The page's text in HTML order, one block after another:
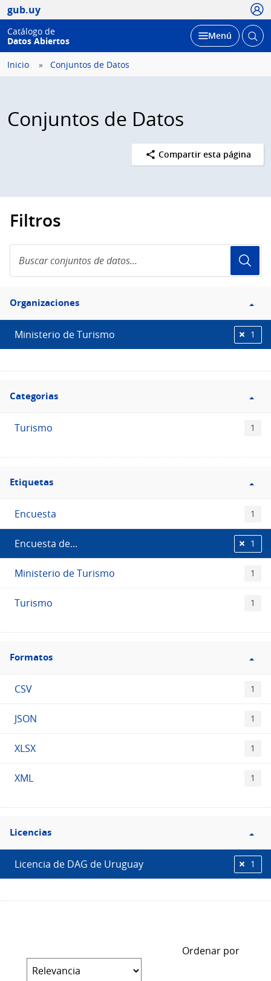
gub.uy
Catálogo de
Datos Abiertos
Desplegar
Menú Abrir
Inicio Conjuntos de Datos
Conjuntos de Datos
Compartir esta página
Filtros
conjuntos
de
Filtro
Organizaciones
Organizaciones
Ministerio de Turismo 1
Filtro
Categorias
Categorias
Turismo 1
Filtro
Etiquetas
Etiquetas
Encuesta 1
Encuesta de... 1
Ministerio de Turismo 1
Turismo 1
Filtro
Formatos
Formatos
CSV 1
JSON 1
XLSX 1
XML 1
Filtro
Licencias
Licencias
Licencia de DAG de Uruguay 1
Ordenar por